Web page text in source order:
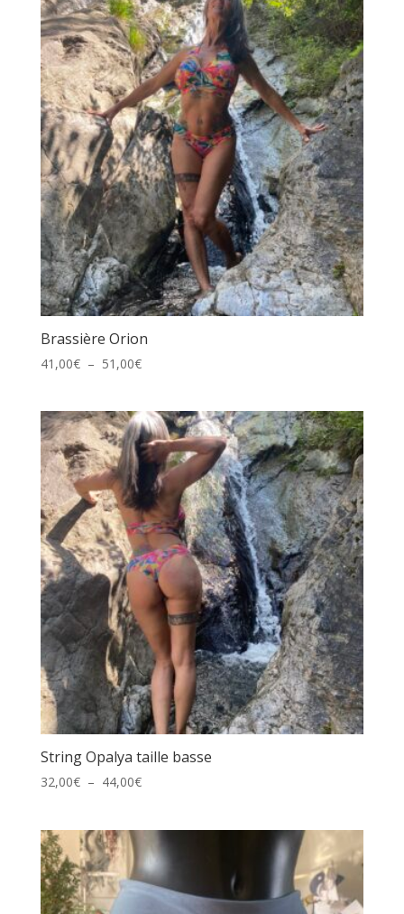
83,00€
à
99,00€
Brassière Orion
41,00€ – 51,00€Plage
41,00€
à
51,00€
String Opalya taille basse
32,00€ – 44,00€Plage
32,00€
44,00€